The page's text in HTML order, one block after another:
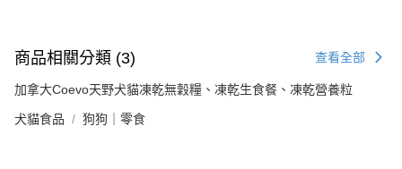
商品相關分類 (3) 查看全部
加拿大Coevo天野犬貓凍乾無穀糧、凍乾生食餐、凍乾營養粒
犬貓食品 狗狗｜零食